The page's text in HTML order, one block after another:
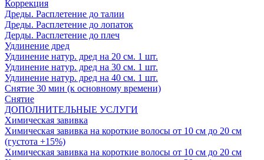
Коррекция
Дреды. Расплетение до талии
Дреды. Расплетение до лопаток
Дерды. Расплетение до плеч
Удлинение дред
Удлинение натур. дред на 20 см. 1 шт.
Удлинение натур. дред на 30 см. 1 шт.
Удлинение натур. дред на 40 см. 1 шт.
Снятие 30 мин (к основному времени)
Снятие
ДОПОЛНИТЕЛЬНЫЕ УСЛУГИ
Химическая завивка
Химическая завивка на короткие волосы от 10 см до 20 см
(густота +15%)
Химическая завивка на короткие волосы от 10 см до 20 см